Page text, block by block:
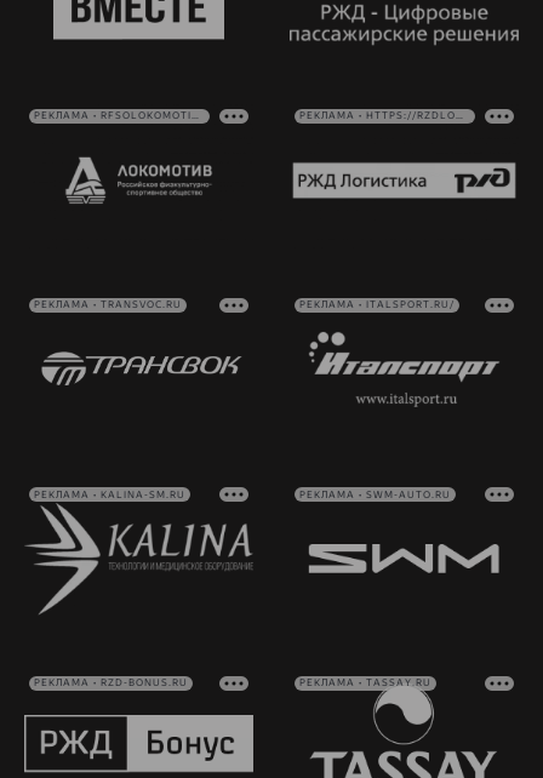
РЕКЛАМА • RFSOLOKOMOTIV.RU РЕКЛАМА • HTTPS://RZDLOG.RU/
РЕКЛАМА • TRANSVOC.RU РЕКЛАМА • ITALSPORT.RU/
РЕКЛАМА • KALINA-SM.RU РЕКЛАМА • SWM-AUTO.RU
РЕКЛАМА • RZD-BONUS.RU РЕКЛАМА • TASSAY.RU